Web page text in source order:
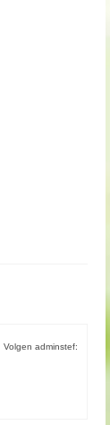
Volgen adminstef: